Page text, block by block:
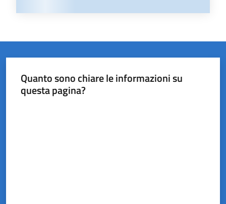
Quanto sono chiare le informazioni su
questa pagina?